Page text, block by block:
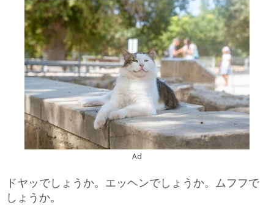
Ad
ドヤッでしょうか。エッヘンでしょうか。ムフフで
しょうか。